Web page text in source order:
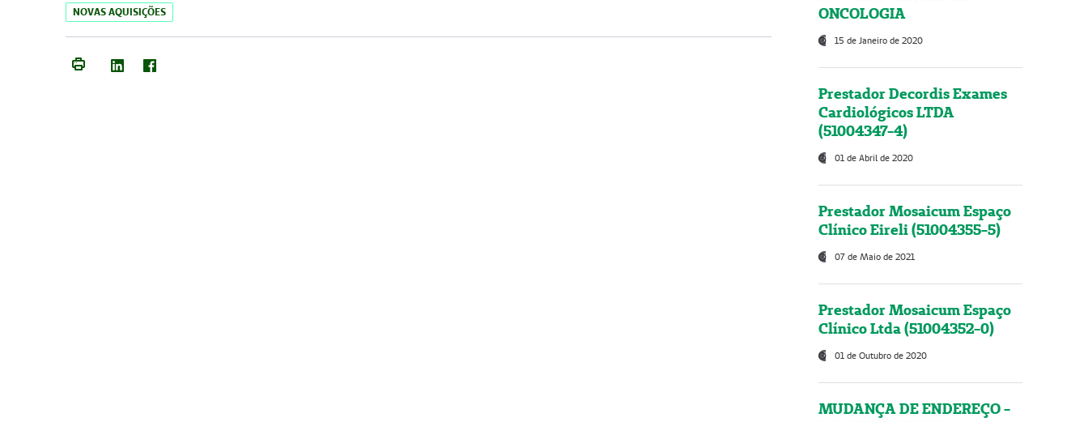
NOVAS AQUISIÇÕES
ONCOLOGIA
15 de Janeiro de 2020
Prestador Decordis Exames
Cardiológicos LTDA
(51004347-4)
01 de Abril de 2020
Prestador Mosaicum Espaço
Clínico Eireli (51004355-5)
07 de Maio de 2021
Prestador Mosaicum Espaço
Clínico Ltda (51004352-0)
01 de Outubro de 2020
MUDANÇA DE ENDEREÇO -